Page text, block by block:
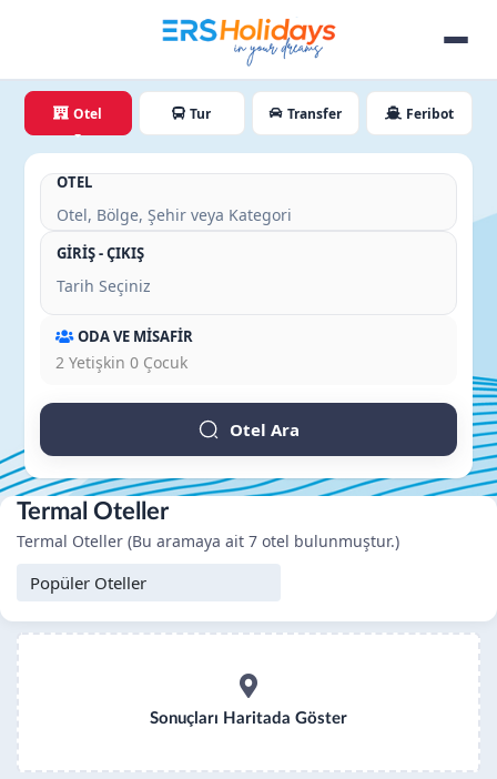
Otel Tur Transfer Feribot
OTEL
GİRİŞ - ÇIKIŞ
ODA VE MİSAFİR
2 Yetişkin 0 Çocuk
Otel Ara
Termal Oteller
Termal Oteller (Bu aramaya ait 7 otel bulunmuştur.)
Sonuçları Haritada Göster